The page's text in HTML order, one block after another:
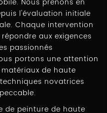
l'évaluation initiale
Chaque intervention
aux exigences
passionnés
portons une attention
de haute
novatrices
de peinture de haute